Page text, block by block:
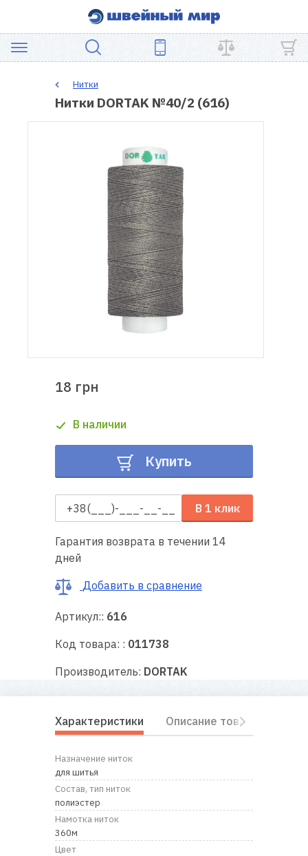
ШВЕЙНОЕ
Ремонт
швейной
Полезные
советы
Контакты
Нитки
Нитки DORTAK №40/2 (616)
18 грн
В наличии
Купить
В 1 клик
Гарантия возврата в течении 14
дней
Добавить в сравнение
Артикул:: 616
Код товара: : 011738
Производитель: DORTAK
Характеристики Описание товара
Назначение ниток
для шитья
Состав, тип ниток
полиэстер
Намотка ниток
360м
Цвет